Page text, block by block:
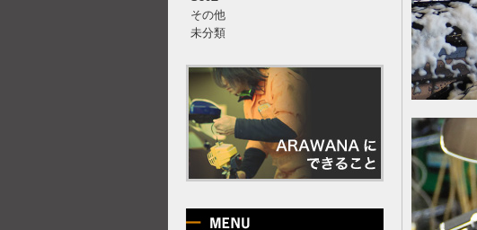
その他
未分類